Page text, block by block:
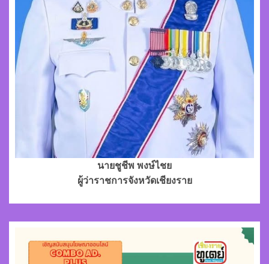
นายชูชีพ พงษ์ไชย
ผู้ว่าราชการจังหวัดเชียงราย